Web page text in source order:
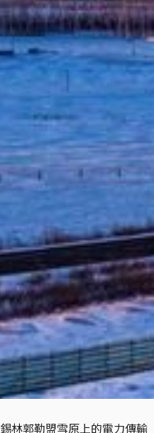
林郭勒盟雪原上的電力傳輸